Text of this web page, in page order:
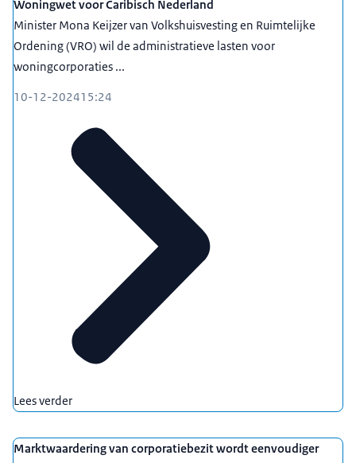
Woningwet voor Caribisch Nederland
Minister Mona Keijzer van Volkshuisvesting en Ruimtelijke
Ordening (VRO) wil de administratieve lasten voor
woningcorporaties ...
10-12-202415:24
Lees verder
Marktwaardering van corporatiebezit wordt eenvoudiger